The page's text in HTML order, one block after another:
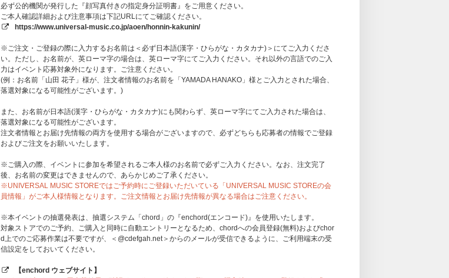
※「らくがき」は公開中のフォトカード絵柄に含まれておりません。「らくがき」の内容につきまして
は、イベント当日のお渡しまで楽しみにお待ちください。
※握手やハイタッチなど、メンバーと接触することはできません。
※電子チケットは、ご当選者の方にのみ、イベント前日18:00頃目安でご案内を予定しております。
メンバー個別COLORFULらくがきフォトカードお渡し会
COLORFULらくがきフォトカード
必ず公的機関が発行した『顔写真付きの指定身分証明書』をご用意ください。
ご本人確認詳細および注意事項は下記URLにてご確認ください。
https://www.universal-music.co.jp/aoen/honnin-kakunin/
※ご注文・ご登録の際に入力するお名前は＜必ず日本語(漢字・ひらがな・カタカナ)＞にてご入力くださ
い。ただし、お名前が、英ローマ字の場合は、英ローマ字にてご入力ください。それ以外の言語でのご入
力はイベント応募対象外になります。ご注意ください。
(例：お名前「山田 花子」様が、注文者情報のお名前を「YAMADA HANAKO」様とご入力とされた場合、
落選対象になる可能性がございます。)
また、お名前が日本語(漢字・ひらがな・カタカナ)にも関わらず、英ローマ字にてご入力された場合は、
落選対象になる可能性がございます。
注文者情報とお届け先情報の両方を使用する場合がございますので、必ずどちらも応募者の情報でご登録
およびご注文をお願いいたします。
※ご購入の際、イベントに参加を希望されるご本人様のお名前で必ずご入力ください。なお、注文完了
後、お名前の変更はできませんので、あらかじめご了承ください。
※UNIVERSAL MUSIC STOREではご予約時にご登録いただいている「UNIVERSAL MUSIC STOREの会
員情報」がご本人様情報となります。ご注文情報とお届け先情報が異なる場合はご注意ください。
※本イベントの抽選発表は、抽選システム「chord」の『enchord(エンコード)』を使用いたします。
対象ストアでのご予約、ご購入と同時に自動エントリーとなるため、chordへの会員登録(無料)およびchor
d上でのご応募作業は不要ですが、＜@cdefgah.net＞からのメールが受信できるように、ご利用端末の受
信設定をしておいてください。
【enchord ウェブサイト】